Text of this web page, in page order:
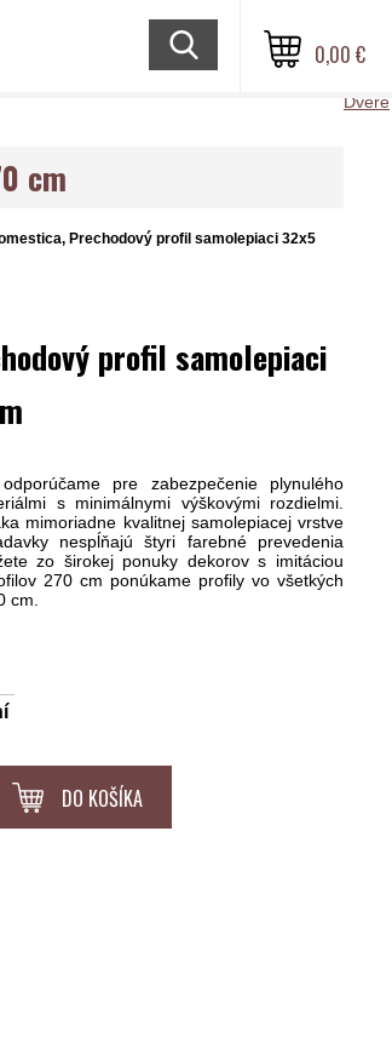
0,00 €
cm
Prechodový profil samolepiaci 32x5
profil samolepiaci
pre zabezpečenie plynulého
s minimálnymi výškovými rozdielmi.
mimoriadne kvalitnej samolepiacej vrstve
nespĺňajú štyri farebné prevedenia
zo širokej ponuky dekorov s imitáciou
270 cm ponúkame profily vo všetkých
cm.
DO KOŠÍKA
Dvere